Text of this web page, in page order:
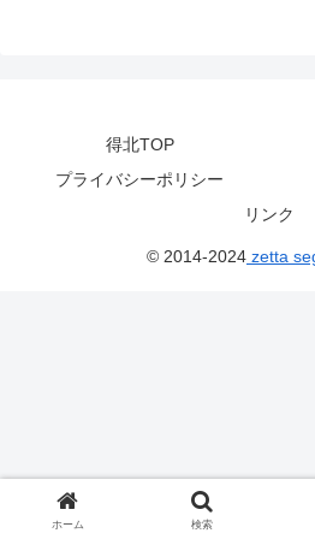
得北TOP
プライバシーポリシー
リンク
© 2014-2024 zetta
ホーム 検索